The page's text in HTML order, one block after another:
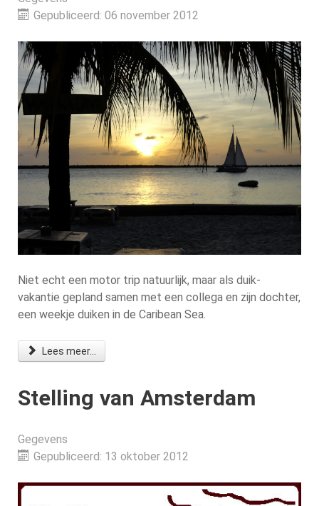
Gepubliceerd: 06 november 2012
Niet echt een motor trip natuurlijk, maar als duik-
vakantie gepland samen met een collega en zijn dochter,
een weekje duiken in de Caribean Sea.
Lees meer...
Stelling van Amsterdam
Gegevens
Gepubliceerd: 13 oktober 2012